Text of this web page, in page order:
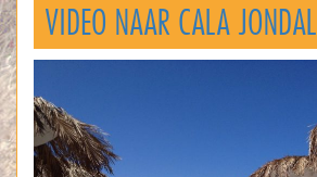
VIDEO NAAR CALA JONDAL